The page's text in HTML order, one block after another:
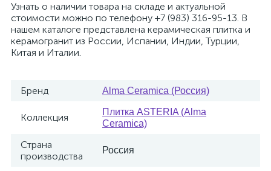
Узнать о наличии товара на складе и актуальной
стоимости можно по телефону +7 (983) 316-95-13. В
нашем каталоге представлена керамическая плитка и
керамогранит из России, Испании, Индии, Турции,
Китая и Италии.
Бренд Alma Ceramica (Россия)
Коллекция
Плитка ASTERIA (Alma
Ceramica)
Страна
производства
Россия